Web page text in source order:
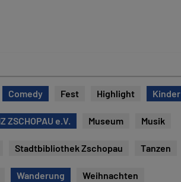
Comedy Fest Highlight Kinder
ZSCHOPAU e.V. Museum Musik
Stadtbibliothek Zschopau Tanzen
Wanderung Weihnachten